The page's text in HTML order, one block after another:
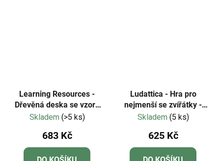
Learning Resources -
Dřevěná deska se vzory
a sekvencemi
Skladem (>5 ks)
683 Kč
Ludattica - Hra pro
nejmenší se zvířátky -
Safari
Skladem (5 ks)
625 Kč